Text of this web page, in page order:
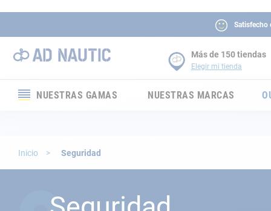
Satisfecho
Más de 150 tiendas
Elegir mi tienda
NUESTRAS GAMAS
Electricidad
NUESTRAS MARCAS
Inicio Seguridad